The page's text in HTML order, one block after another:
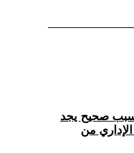
سبب صحیح یجد
من